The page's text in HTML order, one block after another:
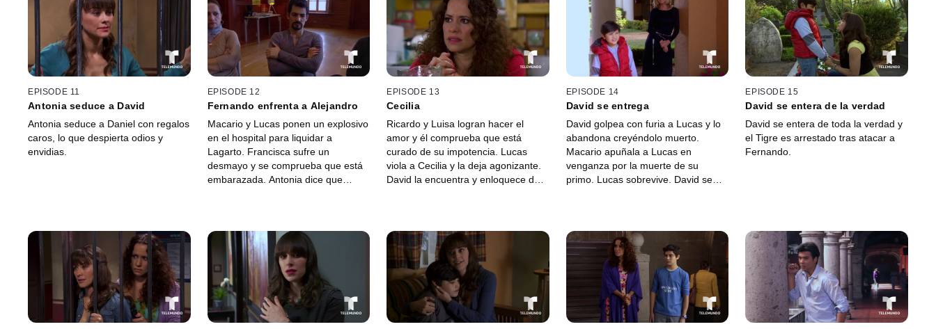
EPISODE 11
Antonia seduce a David
Antonia seduce a Daniel con regalos
caros, lo que despierta odios y
envidias.
EPISODE 12
Fernando enfrenta a Alejandro
Macario y Lucas ponen un explosivo
en el hospital para liquidar a
Lagarto. Francisca sufre un
desmayo y se comprueba que está
embarazada. Antonia dice que
EPISODE 13
Cecilia
Ricardo y Luisa logran hacer el
amor y él comprueba que está
curado de su impotencia. Lucas
viola a Cecilia y la deja agonizante.
David la encuentra y enloquece de
EPISODE 14
David se entrega
David golpea con furia a Lucas y lo
abandona creyéndolo muerto.
Macario apuñala a Lucas en
venganza por la muerte de su
primo. Lucas sobrevive. David se
EPISODE 15
David se entera de la verdad
David se entera de toda la verdad y
el Tigre es arrestado tras atacar a
Fernando.